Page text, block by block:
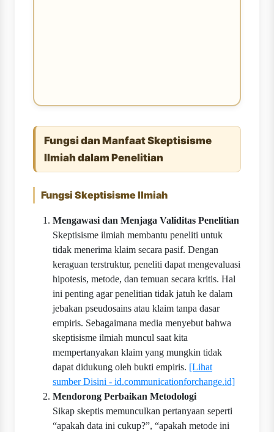
Fungsi dan Manfaat Skeptisisme
Ilmiah dalam Penelitian
Fungsi Skeptisisme Ilmiah
Mengawasi dan Menjaga Validitas Penelitian
Skeptisisme ilmiah membantu peneliti untuk
tidak menerima klaim secara pasif. Dengan
keraguan terstruktur, peneliti dapat mengevaluasi
hipotesis, metode, dan temuan secara kritis. Hal
ini penting agar penelitian tidak jatuh ke dalam
jebakan pseudosains atau klaim tanpa dasar
empiris. Sebagaimana media menyebut bahwa
skeptisisme ilmiah muncul saat kita
mempertanyakan klaim yang mungkin tidak
dapat didukung oleh bukti empiris. [Lihat
sumber Disini - id.communicationforchange.id]
Mendorong Perbaikan Metodologi
Sikap skeptis memunculkan pertanyaan seperti
“apakah data ini cukup?”, “apakah metode ini